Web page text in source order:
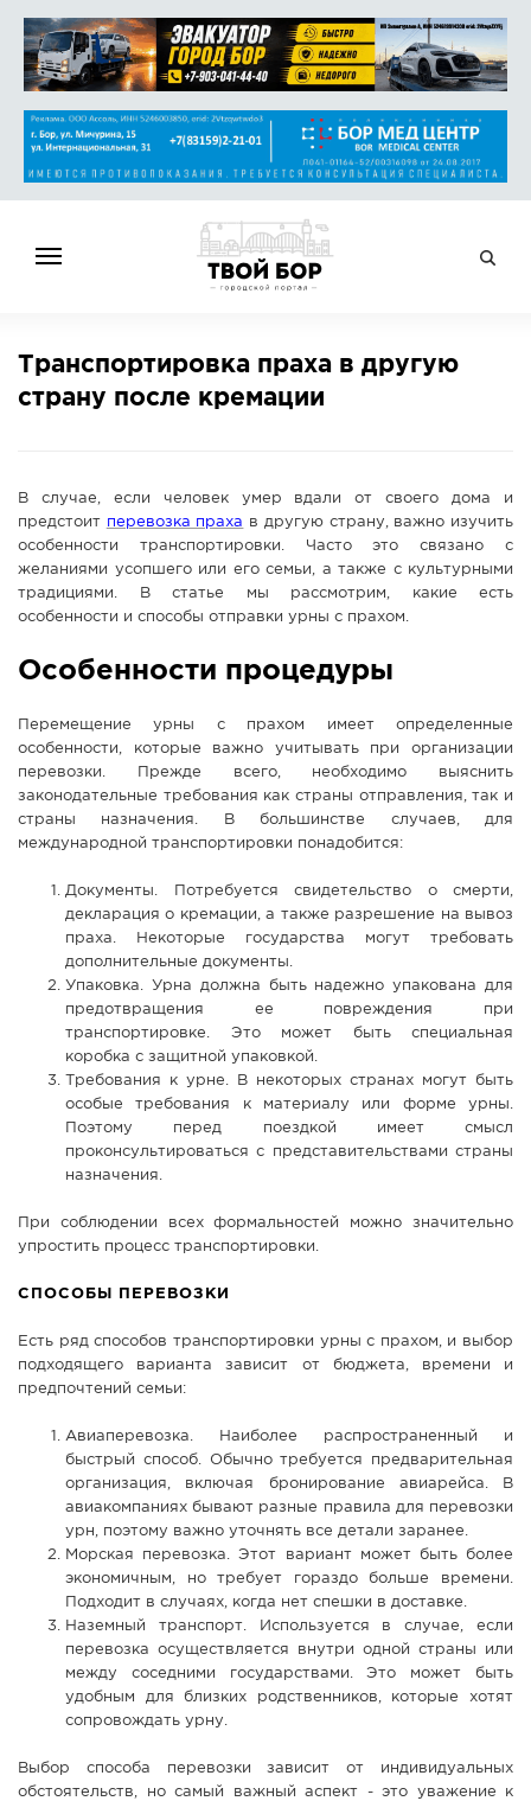
НОВОСТИ
СПРАВОЧНИК
АФИША
КАМЕРЫ
СТАТЬИ
ПРЕДЛОЖИТЬ НОВОСТЬ
Транспортировка праха в другую
страну после кремации
В случае, если человек умер вдали от своего дома и
предстоит перевозка праха
в другую страну, важно изучить
особенности транспортировки. Часто это связано с
желаниями усопшего или его семьи, а также с культурными
традициями. В статье мы рассмотрим, какие есть
особенности и способы отправки урны с прахом.
Особенности процедуры
Перемещение урны с прахом имеет определенные
особенности, которые важно учитывать при организации
перевозки. Прежде всего, необходимо выяснить
законодательные требования как страны отправления, так и
страны назначения. В большинстве случаев, для
международной транспортировки понадобится:
Документы. Потребуется свидетельство о смерти,
декларация о кремации, а также разрешение на вывоз
праха. Некоторые государства могут требовать
дополнительные документы.
Упаковка. Урна должна быть надежно упакована для
предотвращения ее повреждения при
транспортировке. Это может быть специальная
коробка с защитной упаковкой.
Требования к урне. В некоторых странах могут быть
особые требования к материалу или форме урны.
Поэтому перед поездкой имеет смысл
проконсультироваться с представительствами страны
назначения.
При соблюдении всех формальностей можно значительно
упростить процесс транспортировки.
СПОСОБЫ ПЕРЕВОЗКИ
Есть ряд способов транспортировки урны с прахом, и выбор
подходящего варианта зависит от бюджета, времени и
предпочтений семьи:
Авиаперевозка. Наиболее распространенный и
быстрый способ. Обычно требуется предварительная
организация, включая бронирование авиарейса. В
авиакомпаниях бывают разные правила для перевозки
урн, поэтому важно уточнять все детали заранее.
Морская перевозка. Этот вариант может быть более
экономичным, но требует гораздо больше времени.
Подходит в случаях, когда нет спешки в доставке.
Наземный транспорт. Используется в случае, если
перевозка осуществляется внутри одной страны или
между соседними государствами. Это может быть
удобным для близких родственников, которые хотят
сопровождать урну.
Выбор способа перевозки зависит от индивидуальных
обстоятельств, но самый важный аспект - это уважение к